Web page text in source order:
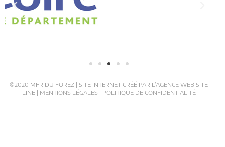
©2020 MFR DU FOREZ | SITE INTERNET CRÉÉ PAR L’AGENCE WEB SITE
LINE | MENTIONS LÉGALES | POLITIQUE DE CONFIDENTIALITÉ